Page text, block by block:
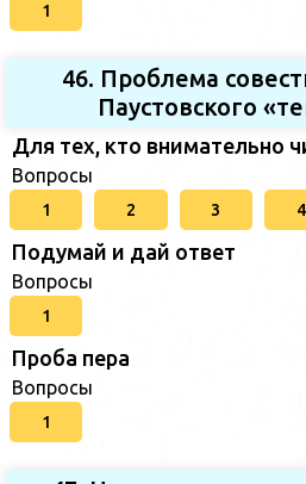
1
46. Проблема
Паустовского
Для тех, кто внимательно
Вопросы
1 2 3 4
Подумай и дай ответ
Вопросы
1
Проба пера
Вопросы
1